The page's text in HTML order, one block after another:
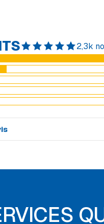
2,3k